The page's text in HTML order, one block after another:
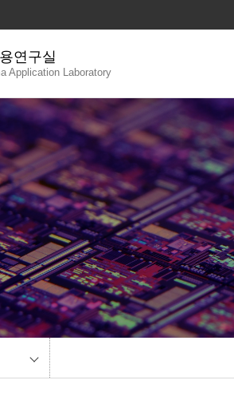
연구실
Application Laboratory